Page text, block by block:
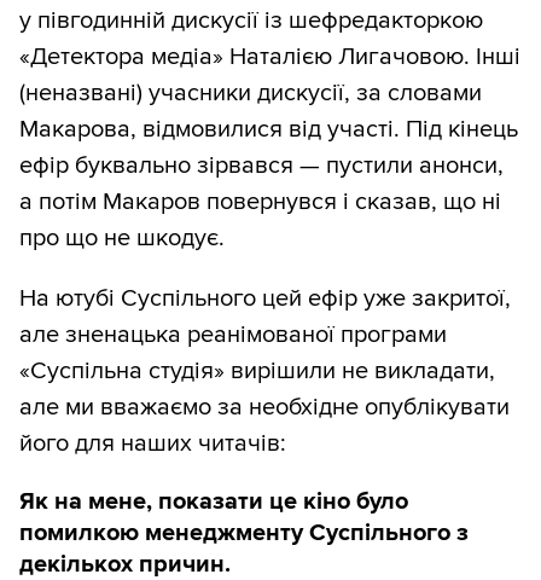
у півгодинній дискусії із шефредакторкою
«Детектора медіа» Наталією Лигачовою. Інші
(неназвані) учасники дискусії, за словами
Макарова, відмовилися від участі. Під кінець
ефір буквально зірвався — пустили анонси,
а потім Макаров повернувся і сказав, що ні
про що не шкодує.
На ютубі Суспільного цей ефір уже закритої,
але зненацька реанімованої програми
«Суспільна студія» вирішили не викладати,
але ми вважаємо за необхідне опублікувати
його для наших читачів:
Як на мене, показати це кіно було
помилкою менеджменту Суспільного з
декількох причин.